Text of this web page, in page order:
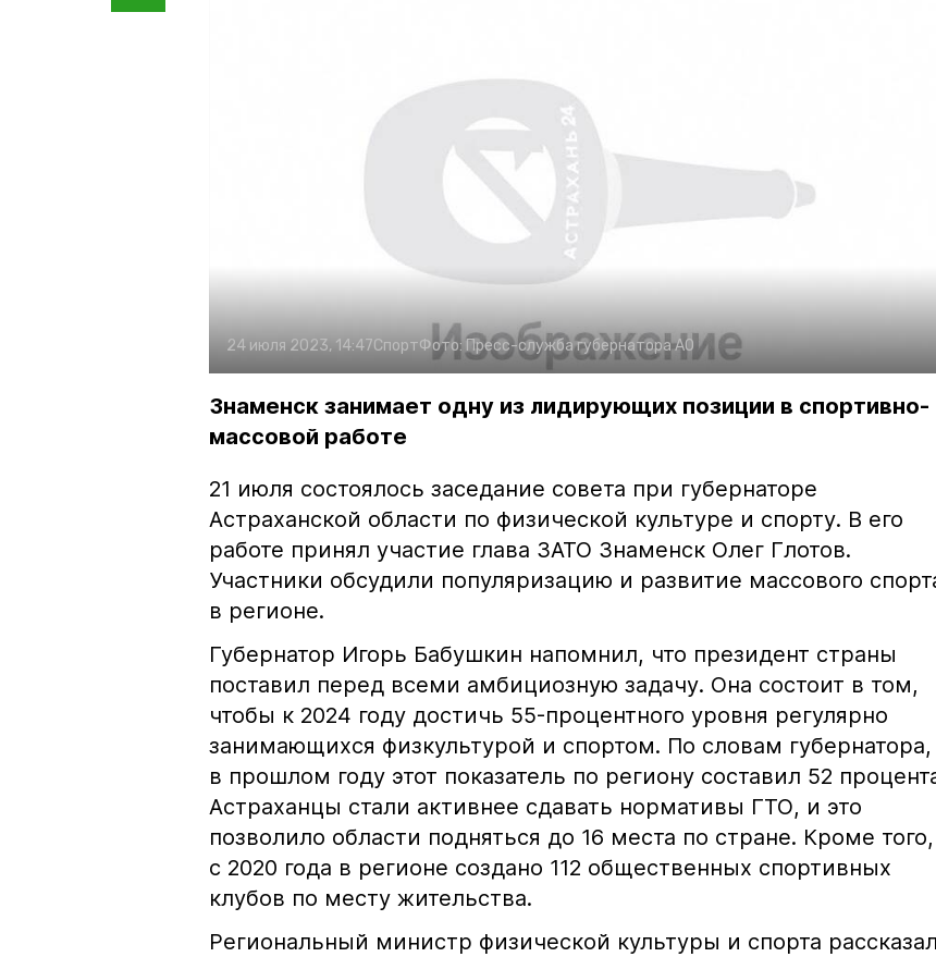
24 июля 2023, 14:47СпортФото: Пресс-служба губернатора АО
Знаменск занимает одну из лидирующих позиции в спортивно-
массовой работе
21 июля состоялось заседание совета при губернаторе
Астраханской области по физической культуре и спорту. В его
работе принял участие глава ЗАТО Знаменск Олег Глотов.
Участники обсудили популяризацию и развитие массового
в регионе.
Губернатор Игорь Бабушкин напомнил, что президент страны
поставил перед всеми амбициозную задачу. Она состоит в том,
чтобы к 2024 году достичь 55-процентного уровня регулярно
занимающихся физкультурой и спортом. По словам губернатора,
в прошлом году этот показатель по региону составил 52
Астраханцы стали активнее сдавать нормативы ГТО, и это
позволило области подняться до 16 места по стране. Кроме того,
с 2020 года в регионе создано 112 общественных спортивных
клубов по месту жительства.
Региональный министр физической культуры и спорта